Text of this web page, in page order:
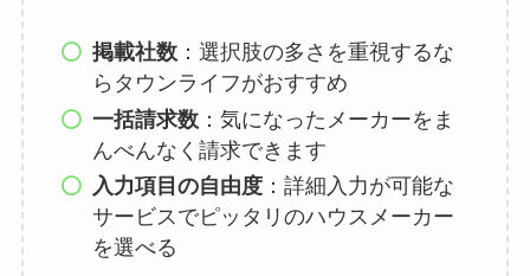
掲載社数 ：選択肢の多さを重視するな
らタウンライフがおすすめ
一括請求数 ：気になったメーカーをま
んべんなく請求できます
入力項目の自由度 ：詳細入力が可能な
サービスでピッタリのハウスメーカー
を選べる